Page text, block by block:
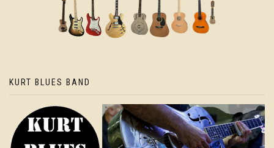
KURT BLUES BAND